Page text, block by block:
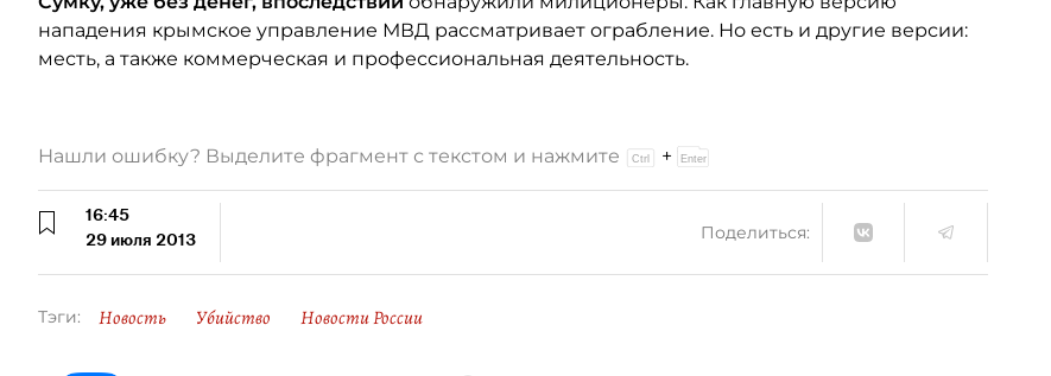
нападения крымское управление МВД рассматривает ограбление. Но есть и другие версии:
месть, а также коммерческая и профессиональная деятельность.
Нашли ошибку? Выделите фрагмент с текстом и нажмите +
16:45
29 июля 2013
Поделиться:
Тэги: Новость Убийство Новости России